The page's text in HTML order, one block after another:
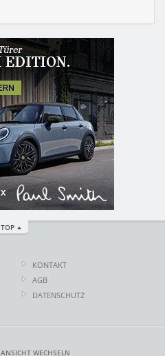
TOP
KONTAKT
AGB
DATENSCHUTZ
WECHSELN